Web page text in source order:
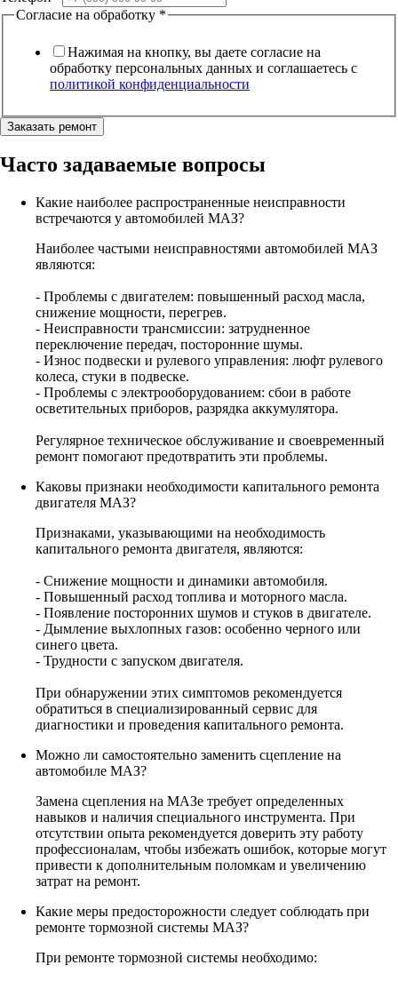
Согласие на обработку *
Нажимая на кнопку, вы даете согласие на
обработку персональных данных и соглашаетесь c
политикой конфиденциальности
Заказать ремонт
Часто задаваемые вопросы
Какие наиболее распространенные неисправности
встречаются у автомобилей МАЗ?
Наиболее частыми неисправностями автомобилей МАЗ
являются:
- Проблемы с двигателем: повышенный расход масла,
снижение мощности, перегрев.
- Неисправности трансмиссии: затрудненное
переключение передач, посторонние шумы.
- Износ подвески и рулевого управления: люфт рулевого
колеса, стуки в подвеске.
- Проблемы с электрооборудованием: сбои в работе
осветительных приборов, разрядка аккумулятора.
Регулярное техническое обслуживание и своевременный
ремонт помогают предотвратить эти проблемы.
Каковы признаки необходимости капитального ремонта
двигателя МАЗ?
Признаками, указывающими на необходимость
капитального ремонта двигателя, являются:
- Снижение мощности и динамики автомобиля.
- Повышенный расход топлива и моторного масла.
- Появление посторонних шумов и стуков в двигателе.
- Дымление выхлопных газов: особенно черного или
синего цвета.
- Трудности с запуском двигателя.
При обнаружении этих симптомов рекомендуется
обратиться в специализированный сервис для
диагностики и проведения капитального ремонта.
Можно ли самостоятельно заменить сцепление на
автомобиле МАЗ?
Замена сцепления на МАЗе требует определенных
навыков и наличия специального инструмента. При
отсутствии опыта рекомендуется доверить эту работу
профессионалам, чтобы избежать ошибок, которые могут
привести к дополнительным поломкам и увеличению
затрат на ремонт.
Какие меры предосторожности следует соблюдать при
ремонте тормозной системы МАЗ?
При ремонте тормозной системы необходимо: